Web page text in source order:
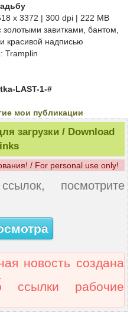
x 3372 | 300 dpi | 222 MB
завитками, бантом,
красивой надписью
Tramplin
LAST-1-#
мои публикации
загрузки / Download
links
/ For personal use only!
посмотрите
новость создана
ссылки рабочие